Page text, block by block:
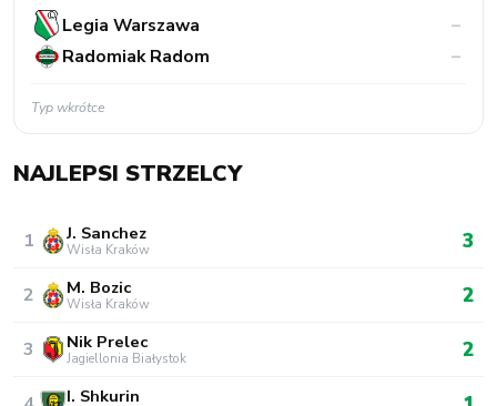
Legia Warszawa
–
Radomiak Radom
–
Typ wkrótce
NAJLEPSI STRZELCY
1 J. Sanchez
Wisła Kraków 3
2 M. Bozic
Wisła Kraków 2
3 Nik Prelec
Jagiellonia Białystok 2
I. Shkurin